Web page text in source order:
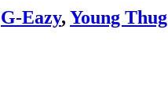
G-Eazy, Young Thug